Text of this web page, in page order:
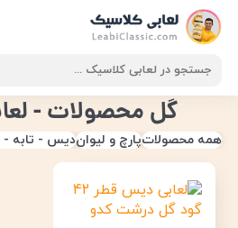
گل محصولات -
همه محصولاتپارچ و لیواندیس - تابه